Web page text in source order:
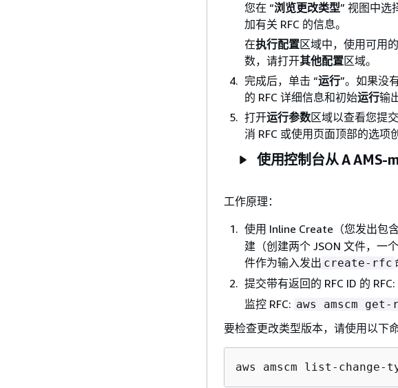
您在 “浏览更改类型” 视图中选
加有关 RFC 的信息。
在执行配置区域中，使用可用
数，请打开其他配置区域。
完成后，单击 “运行”。如果没
的 RFC 详细信息和初始运行输
打开运行参数区域以查看您提
消 RFC 或使用页面顶部的选项
使用控制台从 A AMS-
工作原理：
使用 Inline Create（您发出包
建（创建两个 JSON 文件，一
件作为输入发出 create-rfc
提交带有返回的 RFC ID 的 RFC:
监控 RFC: aws amscm
要检查更改类型版本，请使用以下命
aws amscm list-